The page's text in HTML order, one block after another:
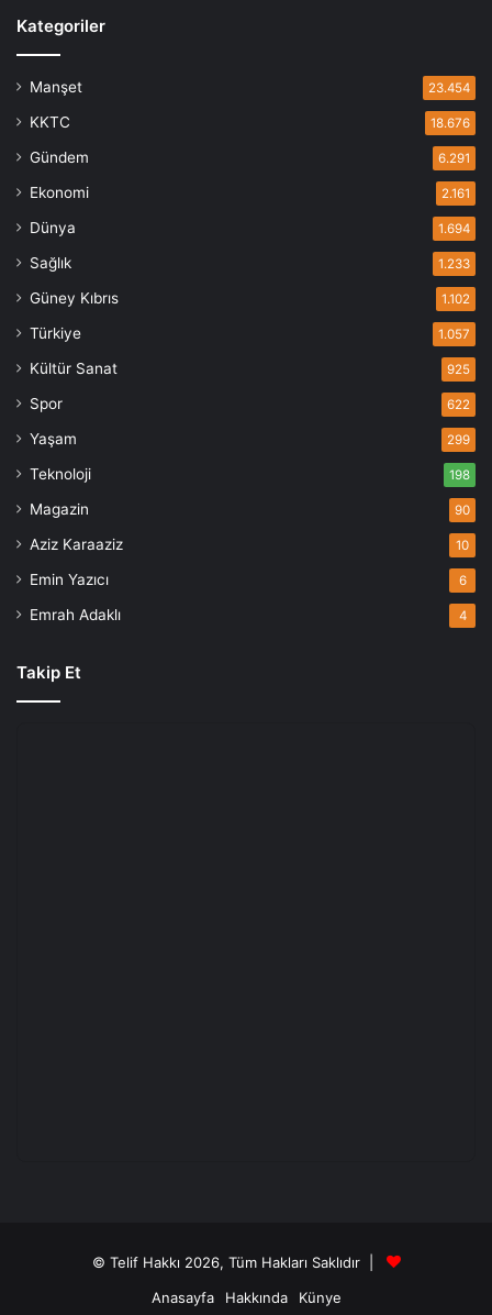
Kategoriler
Manşet 23.454
KKTC 18.676
Gündem 6.291
Ekonomi 2.161
Dünya 1.694
Sağlık 1.233
Güney Kıbrıs 1.102
Türkiye 1.057
Kültür Sanat 925
Spor 622
Yaşam 299
Teknoloji 198
Magazin 90
Aziz Karaaziz 10
Emin Yazıcı 6
Emrah Adaklı 4
Takip Et
© Telif Hakkı 2026, Tüm Hakları Saklıdır |
Anasayfa
Hakkında Künye